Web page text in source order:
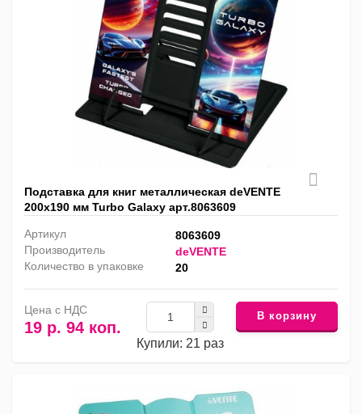
Подставка для книг металлическая deVENTE
200х190 мм Turbo Galaxy арт.8063609
Артикул
8063609
Производитель
deVENTE
Количество в упаковке
20
Цена с НДС
19 р. 94 коп.
Купили: 21 раз
В корзину